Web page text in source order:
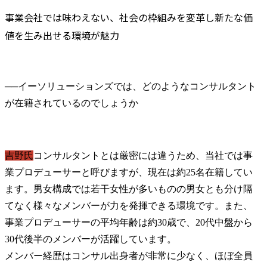
事業会社では味わえない、社会の枠組みを変革し新たな価
値を生み出せる環境が魅力
──イーソリューションズでは、どのようなコンサルタント
吉野氏コンサルタントとは厳密には違うため、当社では事
業プロデューサーと呼びますが、現在は約25名在籍してい
ます。男女構成では若干女性が多いものの男女とも分け隔
てなく様々なメンバーが力を発揮できる環境です。また、
事業プロデューサーの平均年齢は約30歳で、20代中盤から
30代後半のメンバーが活躍しています。
メンバー経歴はコンサル出身者が非常に少なく、ほぼ全員